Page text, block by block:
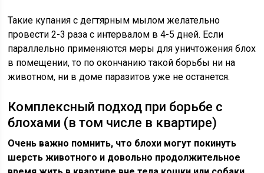
Такие купания с дегтярным мылом желательно
провести 2-3 раза с интервалом в 4-5 дней. Если
параллельно применяются меры для уничтожения блох
в помещении, то по окончанию такой борьбы ни на
животном, ни в доме паразитов уже не останется.
Комплексный подход при борьбе с
блохами (в том числе в квартире)
Очень важно помнить, что блохи могут покинуть
шерсть животного и довольно продолжительное